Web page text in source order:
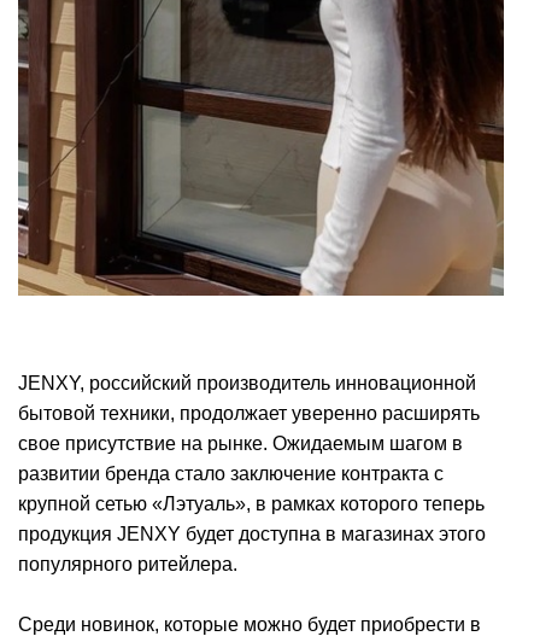
JENXY, российский производитель инновационной
бытовой техники, продолжает уверенно расширять
свое присутствие на рынке. Ожидаемым шагом в
развитии бренда стало заключение контракта с
крупной сетью «Лэтуаль», в рамках которого теперь
продукция JENXY будет доступна в магазинах этого
популярного ритейлера.
Среди новинок, которые можно будет приобрести в